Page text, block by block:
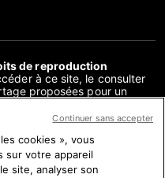
de reproduction
à ce site, le consulter
proposées pour un
de tout ou partie du
l’AFP, est interdite. Les
chaque factuel sont
la mesure nécessaire à la
cookies », vous
sur votre appareil
site, analyser son
Continuer sans accepter